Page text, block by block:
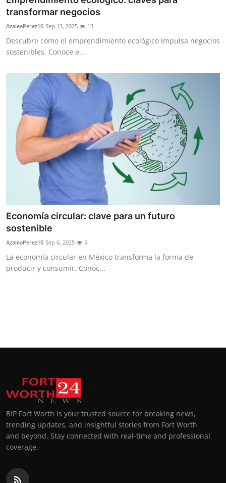
transformar negocios
AzaleaPerez10 Sep 13, 2025 13
Descubre cómo el emprendimiento ecológico impulsa negocios
sostenibles. Conoce e...
Economía circular: clave para un futuro
sostenible
AzaleaPerez10 Sep 6, 2025 5
La economía circular en México transforma la forma de
producir y consumir. Conoc...
BIP Fort Worth is your trusted source for breaking news,
trending updates, and insightful stories from Fort Worth
and beyond. Stay connected with real-time and professional
coverage.